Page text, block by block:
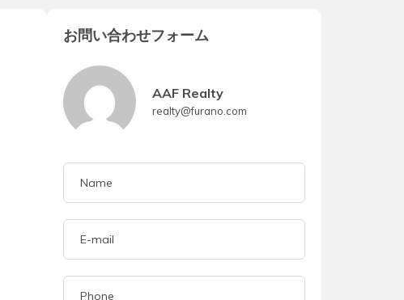
お問い合わせフォーム
AAF Realty
realty@furano.com